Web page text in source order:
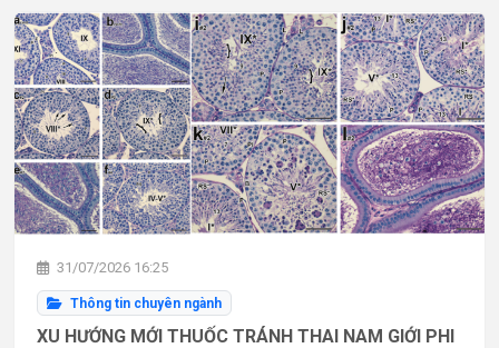
31/07/2026 16:25
Thông tin chuyên ngành
XU HƯỚNG MỚI THUỐC TRÁNH THAI NAM GIỚI PHI